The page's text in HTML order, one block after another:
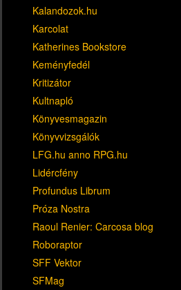
Kalandozok.hu
Karcolat
Katherines Bookstore
Keményfedél
Kritizátor
Kultnapló
Könyvesmagazin
Könyvvizsgálók
LFG.hu anno RPG.hu
Lidércfény
Profundus Librum
Próza Nostra
Raoul Renier: Carcosa blog
Roboraptor
SFF Vektor
SFMag